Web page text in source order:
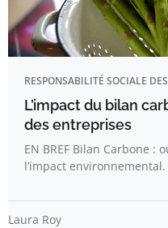
RESPONSABILITÉ SOCIALE
L’impact du bilan
des entreprises
EN BREF Bilan Carbone
l’impact environnemental.
Laura Roy